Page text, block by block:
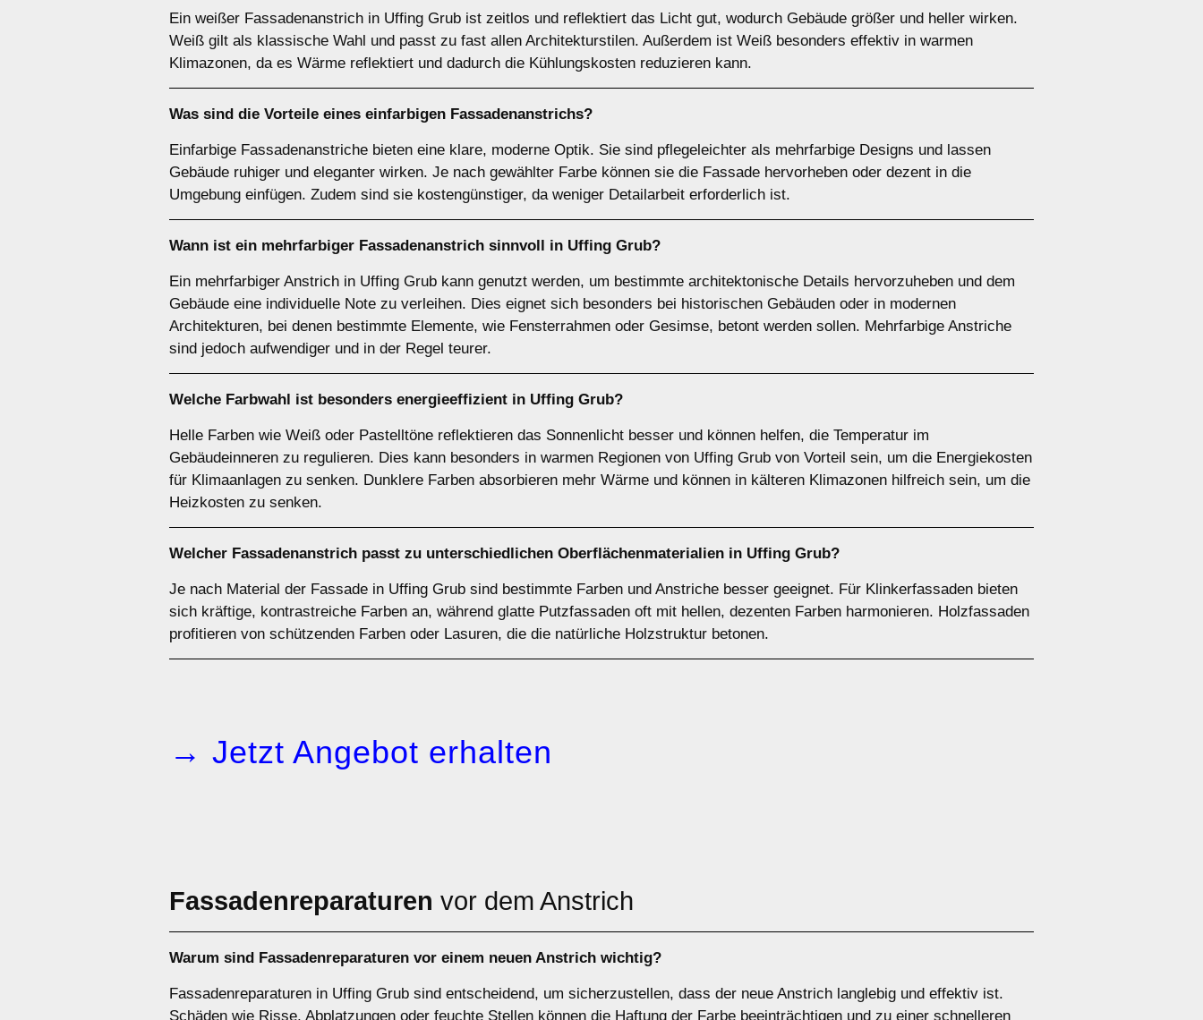
Ein weißer Fassadenanstrich in Uffing Grub ist zeitlos und reflektiert das Licht gut, wodurch Gebäude größer und heller wirken.
Weiß gilt als klassische Wahl und passt zu fast allen Architekturstilen. Außerdem ist Weiß besonders effektiv in warmen
Klimazonen, da es Wärme reflektiert und dadurch die Kühlungskosten reduzieren kann.
Was sind die Vorteile eines einfarbigen Fassadenanstrichs?
Einfarbige Fassadenanstriche bieten eine klare, moderne Optik. Sie sind pflegeleichter als mehrfarbige Designs und lassen
Gebäude ruhiger und eleganter wirken. Je nach gewählter Farbe können sie die Fassade hervorheben oder dezent in die
Umgebung einfügen. Zudem sind sie kostengünstiger, da weniger Detailarbeit erforderlich ist.
Wann ist ein mehrfarbiger Fassadenanstrich sinnvoll in Uffing Grub?
Ein mehrfarbiger Anstrich in Uffing Grub kann genutzt werden, um bestimmte architektonische Details hervorzuheben und dem
Gebäude eine individuelle Note zu verleihen. Dies eignet sich besonders bei historischen Gebäuden oder in modernen
Architekturen, bei denen bestimmte Elemente, wie Fensterrahmen oder Gesimse, betont werden sollen. Mehrfarbige Anstriche
sind jedoch aufwendiger und in der Regel teurer.
Welche Farbwahl ist besonders energieeffizient in Uffing Grub?
Helle Farben wie Weiß oder Pastelltöne reflektieren das Sonnenlicht besser und können helfen, die Temperatur im
Gebäudeinneren zu regulieren. Dies kann besonders in warmen Regionen von Uffing Grub von Vorteil sein, um die Energiekosten
für Klimaanlagen zu senken. Dunklere Farben absorbieren mehr Wärme und können in kälteren Klimazonen hilfreich sein, um die
Heizkosten zu senken.
Welcher Fassadenanstrich passt zu unterschiedlichen Oberflächenmaterialien in Uffing Grub?
Je nach Material der Fassade in Uffing Grub sind bestimmte Farben und Anstriche besser geeignet. Für Klinkerfassaden bieten
sich kräftige, kontrastreiche Farben an, während glatte Putzfassaden oft mit hellen, dezenten Farben harmonieren. Holzfassaden
profitieren von schützenden Farben oder Lasuren, die die natürliche Holzstruktur betonen.
→ Jetzt Angebot erhalten
Fassadenreparaturen vor dem Anstrich
Warum sind Fassadenreparaturen vor einem neuen Anstrich wichtig?
Fassadenreparaturen in Uffing Grub sind entscheidend, um sicherzustellen, dass der neue Anstrich langlebig und effektiv ist.
Schäden wie Risse, Abplatzungen oder feuchte Stellen können die Haftung der Farbe beeinträchtigen und zu einer schnelleren